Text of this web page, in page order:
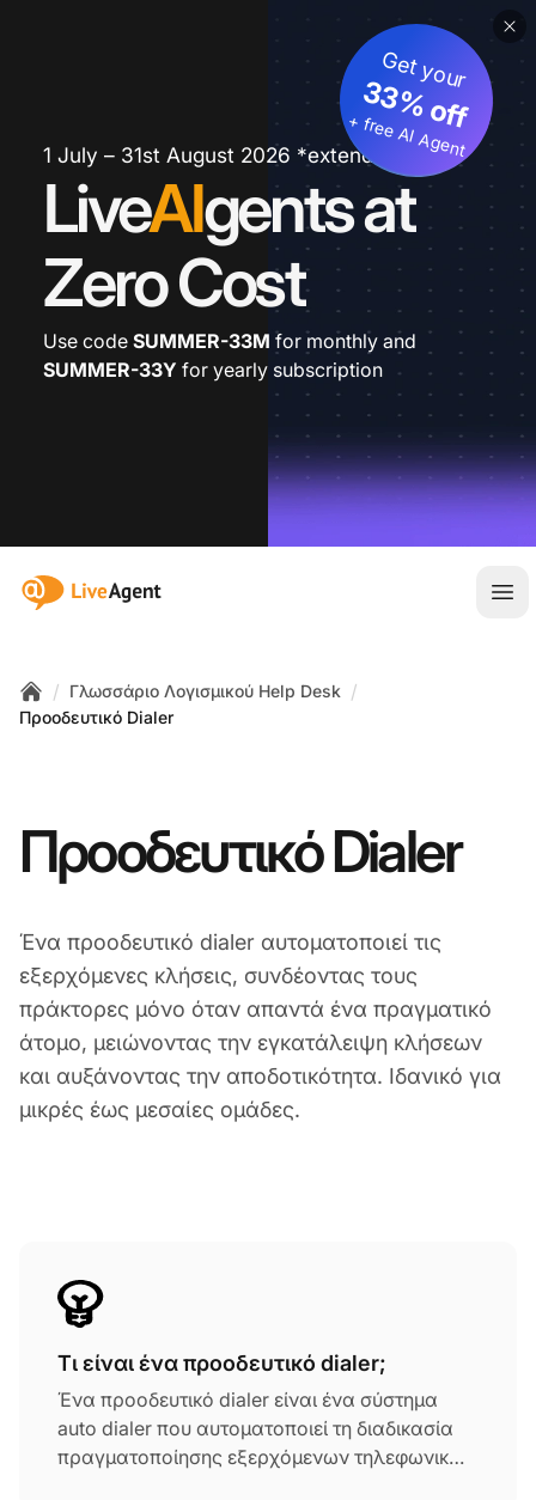
1 July – 31st August 2026 *extended
LiveAIgents at
Zero Cost
Get your
33% off
+ free AI Agent
Use code SUMMER-33M for monthly and
SUMMER-33Y for yearly subscription
:site.title
Home
/ Γλωσσάριο Λογισμικού Help Desk /
Προοδευτικό Dialer
Προοδευτικό Dialer
Ένα προοδευτικό dialer αυτοματοποιεί τις
εξερχόμενες κλήσεις, συνδέοντας τους
πράκτορες μόνο όταν απαντά ένα πραγματικό
άτομο, μειώνοντας την εγκατάλειψη κλήσεων
και αυξάνοντας την αποδοτικότητα. Ιδανικό για
μικρές έως μεσαίες ομάδες.
Τι είναι ένα προοδευτικό dialer;
Ένα προοδευτικό dialer είναι ένα σύστημα
auto dialer που αυτοματοποιεί τη διαδικασία
πραγματοποίησης εξερχόμενων τηλεφωνικών